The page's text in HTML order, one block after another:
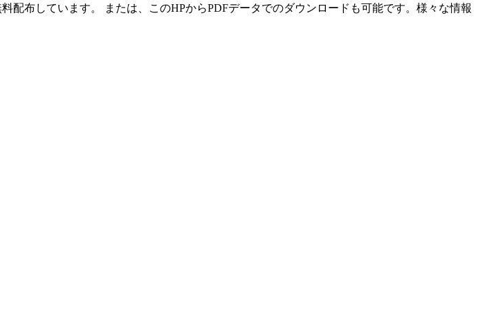
配布しています。 または、このHPからPDFデータでのダウンロードも可能です。様々な情報